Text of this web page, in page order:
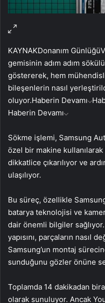
KAYNAKDonanım Günlüğü
gemisinin adım adım
göstererek, hem
bileşenlerin nasıl
oluyor.Haberin Devamı
Haberin Devamı
Sökme işlemi, Samsung
özel bir makine
dikkatlice çıkarılıyor ve
ulaşılıyor.
Bu süreç, özellikle
batarya teknolojisi ve
dair önemli bilgiler
yapısını, parçaların nasıl
Samsung’un montaj
sunduğunu gözler önüne
Toplamda 14 dakikadan
olarak sunuluyor. Ancak